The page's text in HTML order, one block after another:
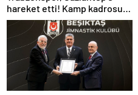
hareket etti! Kamp kadrosu
açıklandı…